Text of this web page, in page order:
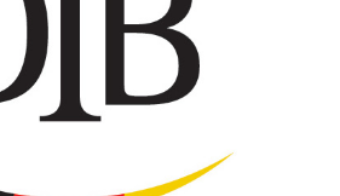
und Lisa viel Glück, alles Gute!